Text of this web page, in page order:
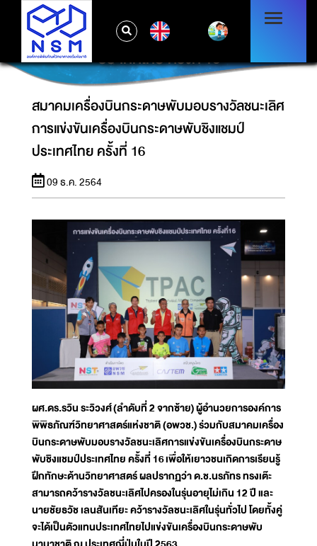
สมาคมเครื่องบินกระดาษพับมอบรางวัลชนะเลิศ
การแข่งขันเครื่องบินกระดาษพับชิงแชมป์
ประเทศไทย ครั้งที่ 16
สมาคมเครื่องบินกระดาษพับมอบรางวัลชนะเลิศ
การแข่งขันเครื่องบินกระดาษพับชิงแชมป์
ประเทศไทย ครั้งที่ 16
09 ธ.ค. 2564
ผศ.ดร.รวิน ระวิวงศ์(ลำดับที่ 2 จากซ้าย)ผู้อำนวยการองค์การ
พิพิธภัณฑ์วิทยาศาสตร์แห่งชาติ (อพวช.)ร่วมกับสมาคมเครื่อง
บินกระดาษพับมอบรางวัลชนะเลิศการแข่งขันเครื่องบินกระดาษ
พับชิงแชมป์ประเทศไทย ครั้งที่ 16เพื่อให้เยาวชนเกิดการเรียนรู้
ฝึกทักษะด้านวิทยาศาสตร์ ผลปรากฏว่า ด.ช.นรภัทร ทรงเต๊ะ
สามารถคว้ารางวัลชนะเลิศไปครองในรุ่นอายุไม่เกิน 12 ปี และ
นายชัยธวัช เลนสันเทียะ คว้ารางวัลชนะเลิศในรุ่นทั่วไป โดยทั้งคู่
จะได้เป็นตัวแทนประเทศไทยไปแข่งขันเครื่องบินกระดาษพับ